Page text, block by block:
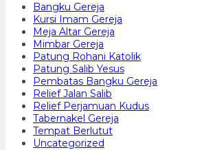
Bangku Gereja
Kursi Imam Gereja
Meja Altar Gereja
Mimbar Gereja
Patung Rohani Katolik
Patung Salib Yesus
Pembatas Bangku Gereja
Relief Jalan Salib
Relief Perjamuan Kudus
Tabernakel Gereja
Tempat Berlutut
Uncategorized